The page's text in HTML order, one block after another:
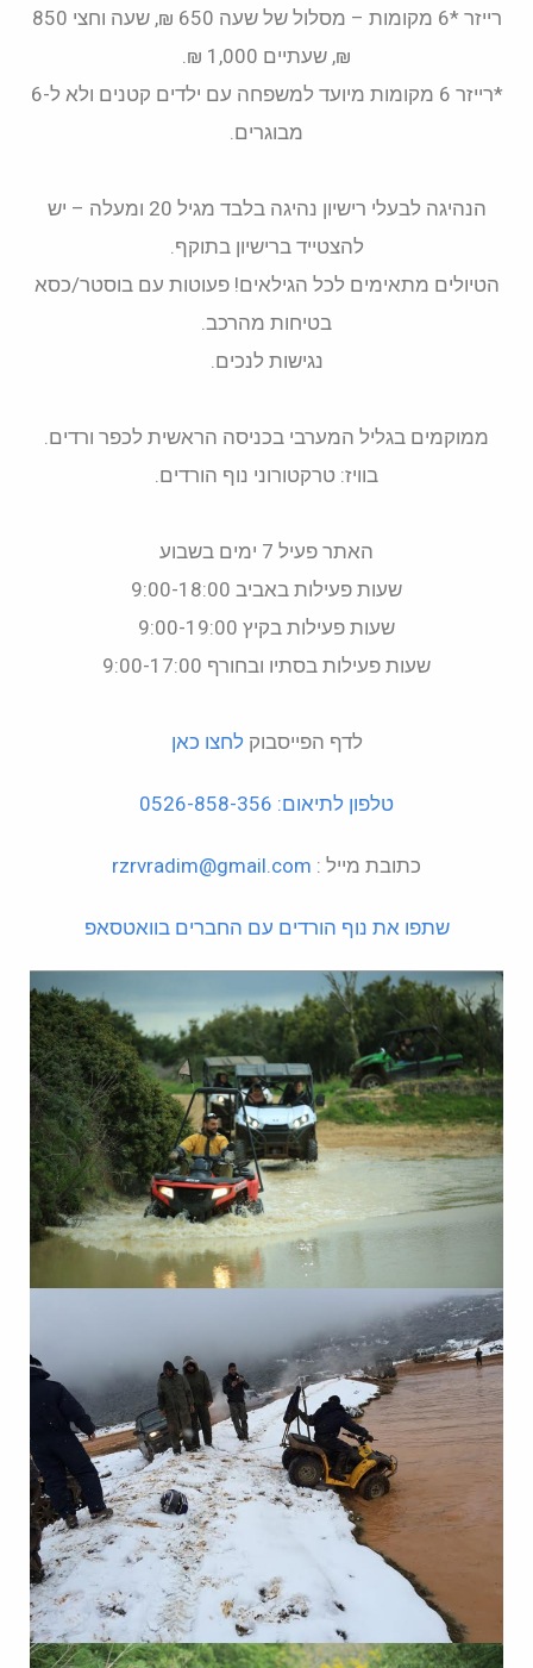
רייזר *6 מקומות – מסלול של שעה 650 ₪, שעה וחצי 850
₪, שעתיים 1,000 ₪.
*רייזר 6 מקומות מיועד למשפחה עם ילדים קטנים ולא ל-6
מבוגרים.
הנהיגה לבעלי רישיון נהיגה בלבד מגיל 20 ומעלה – יש
להצטייד ברישיון בתוקף.
הטיולים מתאימים לכל הגילאים! פעוטות עם בוסטר/כסא
בטיחות מהרכב.
נגישות לנכים.
ממוקמים בגליל המערבי בכניסה הראשית לכפר ורדים.
בוויז: טרקטורוני נוף הורדים.
האתר פעיל 7 ימים בשבוע
שעות פעילות באביב 9:00-18:00
שעות פעילות בקיץ 9:00-19:00
שעות פעילות בסתיו ובחורף 9:00-17:00
לדף הפייסבוקלחצו כאן
טלפון לתיאום: 0526-858-356
כתובת מייל : rzrvradim@gmail.com
שתפו את נוף הורדים עם החברים בוואטסאפ